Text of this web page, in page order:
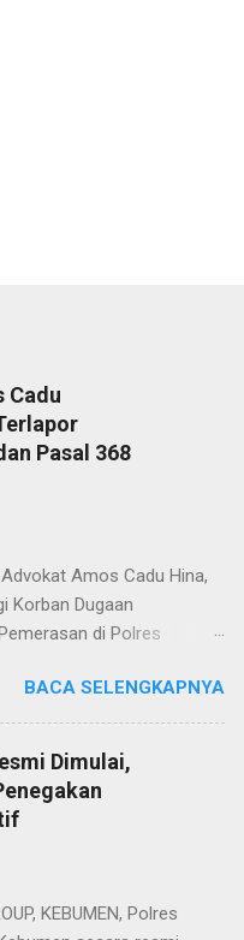
Cadu
Pasal 368
Amos Cadu Hina,
Korban Dugaan
di Polres
dugaan
didampingi
Hina,SH,MH
Selatan, Senin
kejadian yang
JAYA tanggal 25 Juli
BACA SELENGKAPNYA
Dimulai,
KEBUMEN, Polres